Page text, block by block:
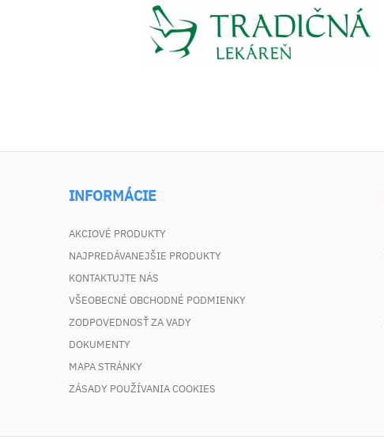
INFORMÁCIE
AKCIOVÉ PRODUKTY
NAJPREDÁVANEJŠIE PRODUKTY
KONTAKTUJTE NÁS
VŠEOBECNÉ OBCHODNÉ PODMIENKY
ZODPOVEDNOSŤ ZA VADY
DOKUMENTY
MAPA STRÁNKY
ZÁSADY POUŽÍVANIA COOKIES